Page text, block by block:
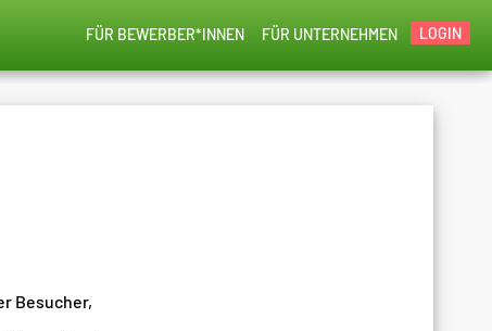
LOGIN
FÜR UNTERNEHMEN
FÜR BEWERBER*INNEN
Besucher,